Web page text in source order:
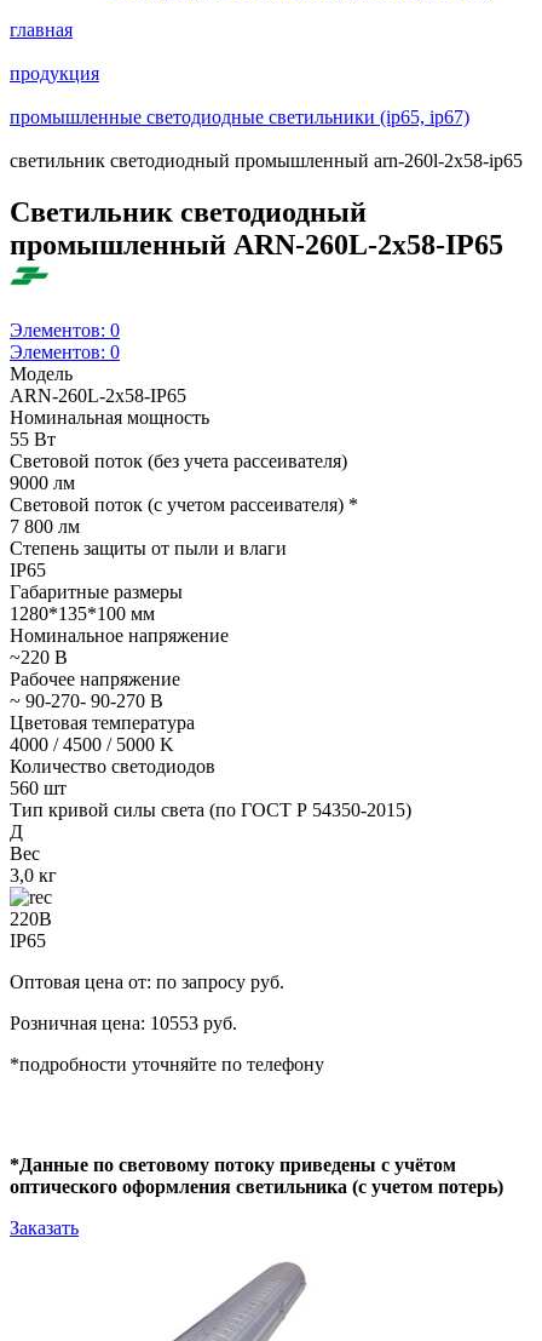
главная
продукция
промышленные светодиодные светильники (ip65, ip67)
светильник светодиодный промышленный arn-260l-2x58-ip65
Светильник светодиодный
промышленный ARN-260L-2x58-IP65
Элементов: 0
Элементов: 0
Модель
ARN-260L-2x58-IP65
Номинальная мощность
55 Вт
Световой поток (без учета рассеивателя)
9000 лм
Световой поток (с учетом рассеивателя) *
7 800 лм
Степень защиты от пыли и влаги
IP65
Габаритные размеры
1280*135*100 мм
Номинальное напряжение
~220 В
Рабочее напряжение
~ 90-270- 90-270 В
Цветовая температура
4000 / 4500 / 5000 K
Количество светодиодов
560 шт
Тип кривой силы света (по ГОСТ Р 54350-2015)
Д
Вес
3,0 кг
220В
IP65
Оптовая цена от: по запросу руб.
Розничная цена: 10553 руб.
*подробности уточняйте по телефону
*Данные по световому потоку приведены с учётом
оптического оформления светильника (с учетом потерь)
Заказать